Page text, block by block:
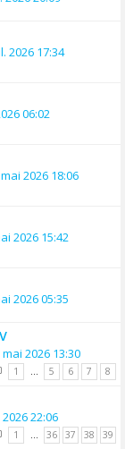
2026 17:34
06:02
2026 18:06
2026 15:42
2026 05:35
mai 2026 13:30
1 … 5 6 7 8
22:06
1 … 36 37 38 39